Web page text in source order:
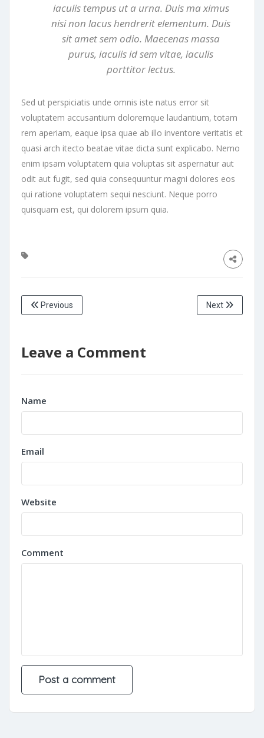
iaculis tempus ut a urna. Duis ma ximus
nisi non lacus hendrerit elementum. Duis
sit amet sem odio. Maecenas massa
purus, iaculis id sem vitae, iaculis
porttitor lectus.
Sed ut perspiciatis unde omnis iste natus error sit
voluptatem accusantium doloremque laudantium, totam
rem aperiam, eaque ipsa quae ab illo inventore veritatis et
quasi arch itecto beatae vitae dicta sunt explicabo. Nemo
enim ipsam voluptatem quia voluptas sit aspernatur aut
odit aut fugit, sed quia consequuntur magni dolores eos
qui ratione voluptatem sequi nesciunt. Neque porro
quisquam est, qui dolorem ipsum quia.
Previous Next
Leave a Comment
Name
Email
Website
Comment